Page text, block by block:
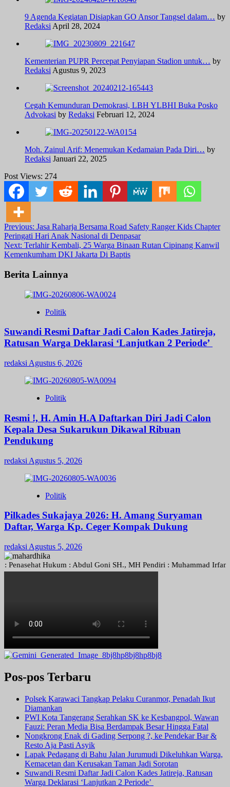
9 Agenda Kegiatan Disiapkan GO Ansor Tangsel dalam… by
Redaksi April 28, 2024
Kementerian PUPR Percepat Penyiapan Stadion untuk… by
Redaksi Agustus 9, 2023
Cegah Kemunduran Demokrasi, LBH YLBHI Buka Posko
Advokasi by Redaksi Februari 12, 2024
Moh. Zainul Arif: Menemukan Kedamaian Pada Diri… by
Redaksi Januari 22, 2025
Post Views: 274
Post
navigation
Previous: Jasa Raharja Bersama Road Safety Ranger Kids Chapter
Peringati Hari Anak Nasional di Denpasar
Next: Terlahir Kembali, 25 Warga Binaan Rutan Cipinang Kanwil
Kemenkumham DKI Jakarta Di Baptis
Berita Lainnya
Politik
Suwandi Resmi Daftar Jadi Calon Kades Jatireja,
Ratusan Warga Deklarasi ‘Lanjutkan 2 Periode’
redaksi Agustus 6, 2026
Politik
Resmi !, H. Amin H.A Daftarkan Diri Jadi Calon
Kepala Desa Sukarukun Dikawal Ribuan
Pendukung
redaksi Agustus 5, 2026
Politik
Pilkades Sukajaya 2026: H. Amang Suryaman
Daftar, Warga Kp. Ceger Kompak Dukung
redaksi Agustus 5, 2026
Hukum : Abdul Goni SH., MH Pendiri : Muhammad
Pos-pos Terbaru
Polsek Karawaci Tangkap Pelaku Curanmor, Penadah Ikut
Diamankan
PWI Kota Tangerang Serahkan SK ke Kesbangpol, Wawan
Fauzi: Peran Media Bisa Berdampak Besar Hingga Fatal
Nongkrong Enak di Gading Serpong ?, ke Pendekar Bar &
Resto Aja Pasti Asyik
Lapak Pedagang di Bahu Jalan Jurumudi Dikeluhkan Warga,
Kemacetan dan Kerusakan Taman Jadi Sorotan
Suwandi Resmi Daftar Jadi Calon Kades Jatireja, Ratusan
Warga Deklarasi ‘Lanjutkan 2 Periode’